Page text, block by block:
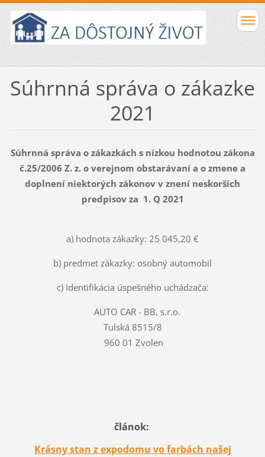
Súhrnná správa o zákazke
2021
Súhrnná správa o zákazkách s nízkou hodnotou zákona
č.25/2006 Z. z. o verejnom obstarávaní a o zmene a
doplnení niektorých zákonov v znení neskorších
predpisov za 1. Q 2021
a) hodnota zákazky: 25 045,20 €
b) predmet zákazky: osobný automobil
c) Identifikácia úspešného uchádzača:
AUTO CAR - BB, s.r.o.
Tulská 8515/8
960 01 Zvolen
článok:
Krásny stan z expodomu vo farbách našej